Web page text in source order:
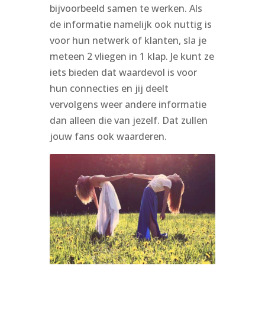
bijvoorbeeld samen te werken. Als
de informatie namelijk ook nuttig is
voor hun netwerk of klanten, sla je
meteen 2 vliegen in 1 klap. Je kunt ze
iets bieden dat waardevol is voor
hun connecties en jij deelt
vervolgens weer andere informatie
dan alleen die van jezelf. Dat zullen
jouw fans ook waarderen.